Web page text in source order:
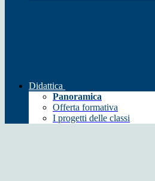
Didattica
Panoramica
Offerta formativa
I progetti delle classi